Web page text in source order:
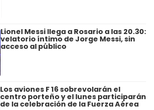
Lionel Messi llega a Rosario a las 20.30:
velatorio íntimo de Jorge Messi, sin
acceso al público
Los aviones F 16 sobrevolarán el
centro porteño y el lunes participarán
de la celebración de la Fuerza Aérea